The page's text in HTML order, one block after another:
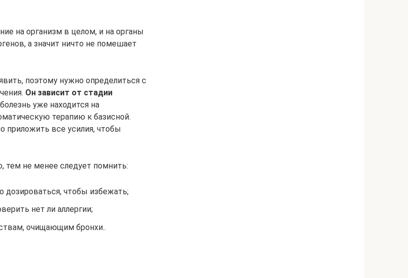
на организм в целом, и на органы
а значит ничто не помешает
поэтому нужно определиться с
Он зависит от стадии
уже находится на
терапию к базисной.
приложить все усилия, чтобы
тем не менее следует помнить:
чтобы избежать;
нет ли аллергии;
очищающим бронхи..